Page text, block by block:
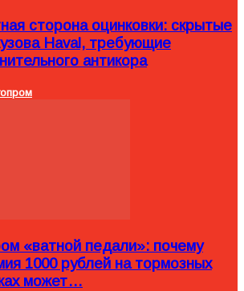
сторона оцинковки: скрытые
Haval, требующие
антикора
«ватной педали»: почему
1000 рублей на тормозных
может…